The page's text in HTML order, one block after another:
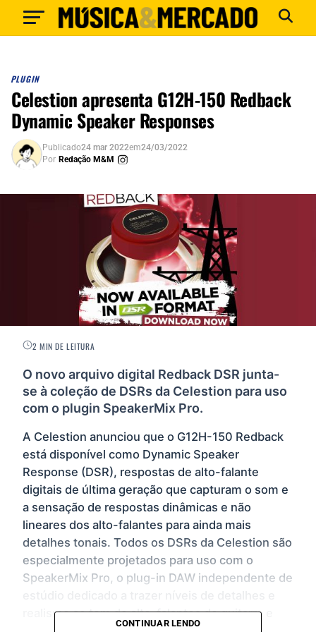
PLUGIN
Celestion apresenta G12H-150 Redback
Dynamic Speaker Responses
Publicado24 mar 2022em24/03/2022
Por Redação M&M
2 MIN DE LEITURA
O novo arquivo digital Redback DSR junta-
se à coleção de DSRs da Celestion para uso
com o plugin SpeakerMix Pro.
A Celestion anunciou que o G12H-150 Redback
está disponível como Dynamic Speaker
Response (DSR), respostas de alto-falante
digitais de última geração que capturam o som e
a sensação de respostas dinâmicas e não
lineares dos alto-falantes para ainda mais
detalhes tonais. Todos os DSRs da Celestion são
especialmente projetados para uso com o
SpeakerMix Pro, o plug-in DAW independente de
realismo ao tom de alto-falantes de guitarra e
CONTINUAR LENDO